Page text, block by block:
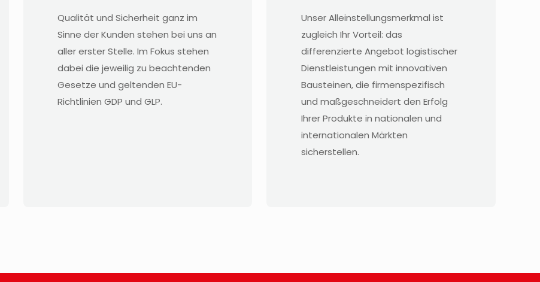
Qualität und Sicherheit ganz im
Sinne der Kunden stehen bei uns an
aller erster Stelle. Im Fokus stehen
dabei die jeweilig zu beachtenden
Gesetze und geltenden EU-
Richtlinien GDP und GLP.
Unser Alleinstellungsmerkmal ist
zugleich Ihr Vorteil: das
differenzierte Angebot logistischer
Dienstleistungen mit innovativen
Bausteinen, die firmenspezifisch
und maßgeschneidert den Erfolg
Ihrer Produkte in nationalen und
internationalen Märkten
sicherstellen.